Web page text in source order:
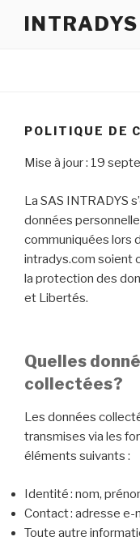
INTRADYS
POLITIQUE DE
Mise à jour : 19
La SAS INTRADYS
données
communiquées lors
intradys.com soient
la protection des
et Libertés.
Quelles
collectées ?
Les données
transmises via les
éléments suivants :
Identité : nom,
Contact : adresse e-
Toute autre